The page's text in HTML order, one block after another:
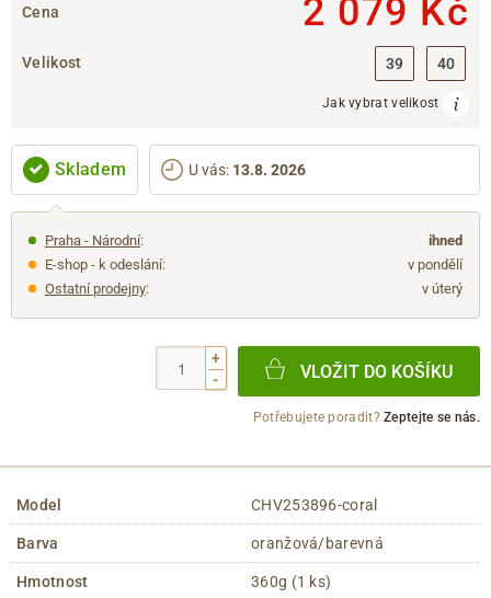
Cena 2 079 Kč
Velikost 39 40
Jak vybrat velikost
Skladem U vás: 13.8. 2026
Praha - Národní:
ihned
E-shop - k odeslání:
v pondělí
Ostatní prodejny: v úterý
+
-
VLOŽIT DO KOŠÍKU
Potřebujete poradit?Zeptejte se nás.
Model CHV253896-coral
Barva oranžová/barevná
Hmotnost 360g (1 ks)